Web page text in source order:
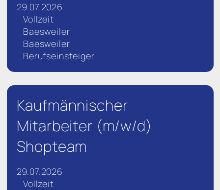
29.07.2026
Vollzeit
Baesweiler
Baesweiler
Berufseinsteiger
Kaufmännischer
Mitarbeiter (m/w/d)
Shopteam
29.07.2026
Vollzeit